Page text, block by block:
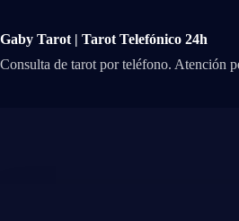
contenido
Gaby Tarot | Tarot Telefónico 24h
Consulta de tarot por teléfono. Atención